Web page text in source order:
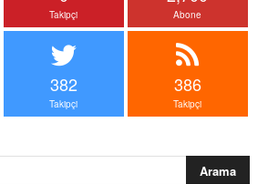
Takipçi Abone
382
Takipçi
386
Takipçi